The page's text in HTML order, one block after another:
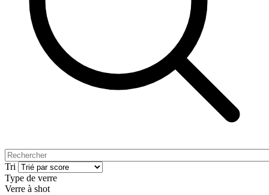
Tri
Type de verre
Verre à shot